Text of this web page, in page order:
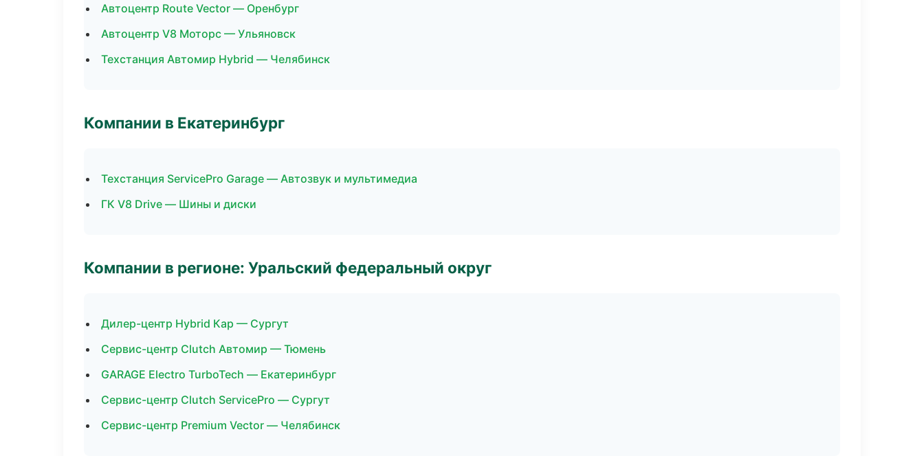
Автоцентр Route Vector — Оренбург
Автоцентр V8 Моторс — Ульяновск
Техстанция Автомир Hybrid — Челябинск
Компании в Екатеринбург
Техстанция ServicePro Garage — Автозвук и мультимедиа
ГК V8 Drive — Шины и диски
Компании в регионе: Уральский федеральный округ
Дилер-центр Hybrid Кар — Сургут
Сервис-центр Clutch Автомир — Тюмень
GARAGE Electro TurboTech — Екатеринбург
Сервис-центр Clutch ServicePro — Сургут
Сервис-центр Premium Vector — Челябинск